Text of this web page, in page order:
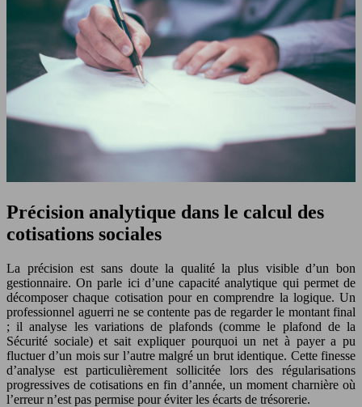
Précision analytique dans le calcul des
cotisations sociales
La précision est sans doute la qualité la plus visible d’un bon
gestionnaire. On parle ici d’une capacité analytique qui permet de
décomposer chaque cotisation pour en comprendre la logique. Un
professionnel aguerri ne se contente pas de regarder le montant final
; il analyse les variations de plafonds (comme le plafond de la
Sécurité sociale) et sait expliquer pourquoi un net à payer a pu
fluctuer d’un mois sur l’autre malgré un brut identique. Cette finesse
d’analyse est particulièrement sollicitée lors des régularisations
progressives de cotisations en fin d’année, un moment charnière où
l’erreur n’est pas permise pour éviter les écarts de trésorerie.